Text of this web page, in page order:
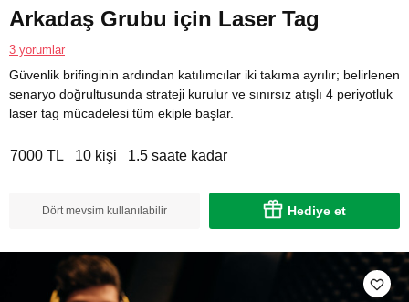
Arkadaş Grubu için Laser Tag
3 yorumlar
Güvenlik brifinginin ardından katılımcılar iki takıma ayrılır; belirlenen
senaryo doğrultusunda strateji kurulur ve sınırsız atışlı 4 periyotluk
laser tag mücadelesi tüm ekiple başlar.
7000 TL 10 kişi 1.5 saate kadar
Dört mevsim kullanılabilir Hediye et